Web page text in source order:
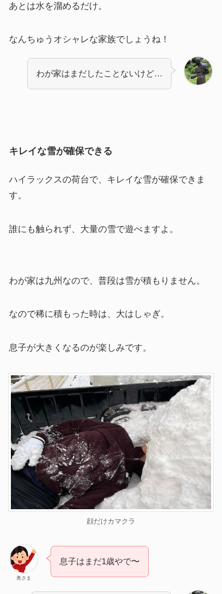
あとは水を溜めるだけ。
なんちゅうオシャレな家族でしょうね！
わが家はまだしたことないけど…
キレイな雪が確保できる
ハイラックスの荷台で、キレイな雪が確保できま
す。
誰にも触られず、大量の雪で遊べますよ。
わが家は九州なので、普段は雪が積もりません。
なので稀に積もった時は、大はしゃぎ。
息子が大きくなるのが楽しみです。
顔だけカマクラ
奥さま
息子はまだ1歳やで〜